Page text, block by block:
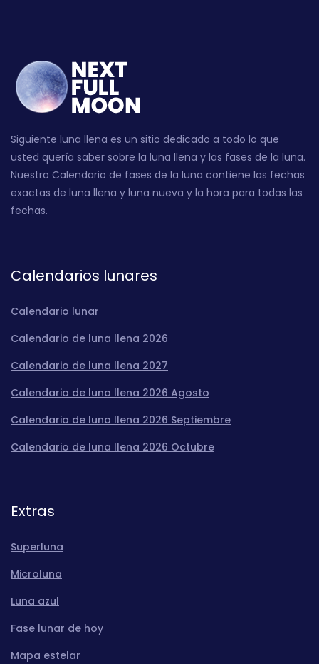
Siguiente luna llena es un sitio dedicado a todo lo que
usted quería saber sobre la luna llena y las fases de la luna.
Nuestro Calendario de fases de la luna contiene las fechas
exactas de luna llena y luna nueva y la hora para todas las
fechas.
Calendarios lunares
Calendario lunar
Calendario de luna llena 2026
Calendario de luna llena 2027
Calendario de luna llena 2026 Agosto
Calendario de luna llena 2026 Septiembre
Calendario de luna llena 2026 Octubre
Extras
Superluna
Microluna
Luna azul
Fase lunar de hoy
Mapa estelar